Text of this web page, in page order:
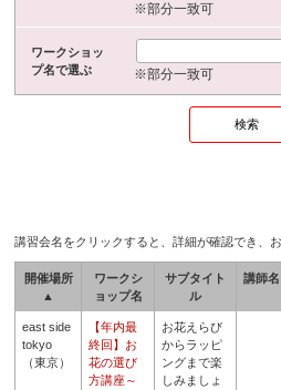
※部分一致可
ワークショッ
プ名で選ぶ
※部分一致可
講習会名をクリックすると、詳細が確認でき、
開催場所
▲
ワークシ
ョップ名
サブタイト
ル
講師名
east side
tokyo
（東京）
【年内最
終回】お
花の選び
方講座～
お花えらび
からラッピ
ングまで楽
しみましょ